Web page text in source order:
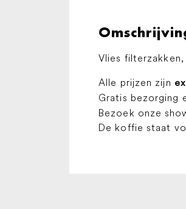
Vlies filterzakken,
Alle prijzen zijn
Gratis bezorging
Bezoek onze
De koffie staat